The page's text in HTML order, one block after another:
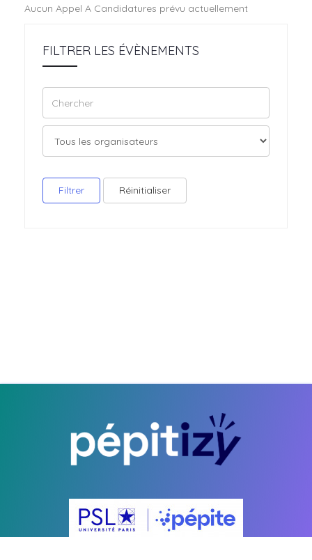
Aucun Appel A Candidatures prévu actuellement
FILTRER LES ÉVÈNEMENTS
Filtrer Réinitialiser